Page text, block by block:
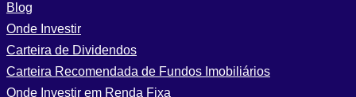
Blog
Onde Investir
Carteira de Dividendos
Carteira Recomendada de Fundos Imobiliários
Onde Investir em Renda Fixa